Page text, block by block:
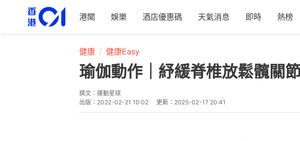
港聞 娛樂 酒店優惠碼 天氣消息 即時 熱榜
健康 健康Easy
瑜伽動作｜紓緩脊椎放鬆髖關
撰文： 運動星球
出版： 2022-02-21 10:02 更新： 2025-02-17 20:41